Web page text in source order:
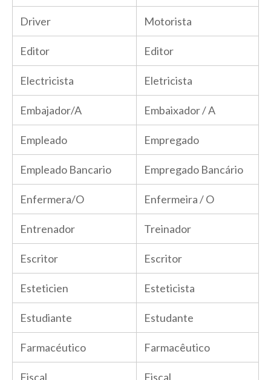
Driver Motorista
Editor Editor
Electricista Eletricista
Embajador/A Embaixador / A
Empleado Empregado
Empleado Bancario Empregado Bancário
Enfermera/O Enfermeira / O
Entrenador Treinador
Escritor Escritor
Esteticien Esteticista
Estudiante Estudante
Farmacéutico Farmacêutico
Fiscal Fiscal